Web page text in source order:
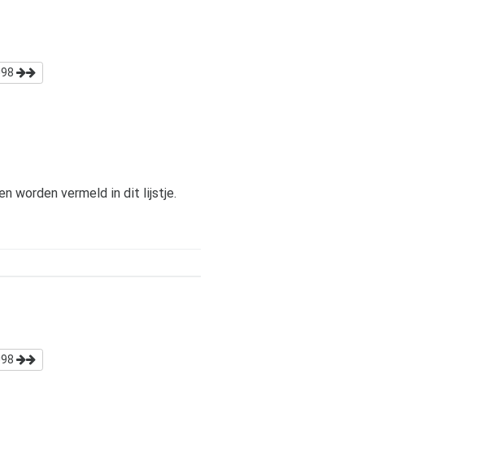
worden vermeld in dit lijstje.